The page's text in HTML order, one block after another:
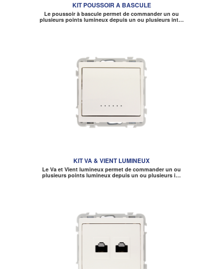
KIT POUSSOIR A BASCULE
Le poussoir à bascule permet de commander un ou
plusieurs points lumineux depuis un ou plusieurs int…
KIT VA & VIENT LUMINEUX
Le Va et Vient lumineux permet de commander un ou
plusieurs points lumineux depuis un ou plusieurs i…